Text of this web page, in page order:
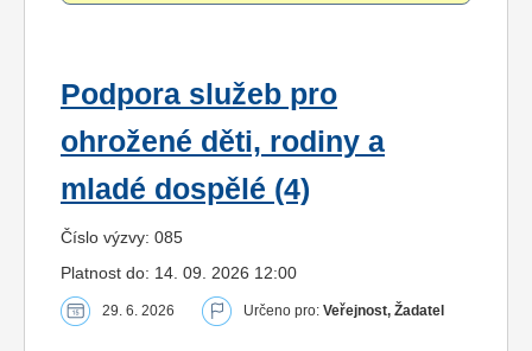
Podpora služeb pro
ohrožené děti, rodiny a
mladé dospělé (4)
Číslo výzvy: 085
Platnost do: 14. 09. 2026 12:00
29. 6. 2026 Určeno pro: Veřejnost, Žadatel